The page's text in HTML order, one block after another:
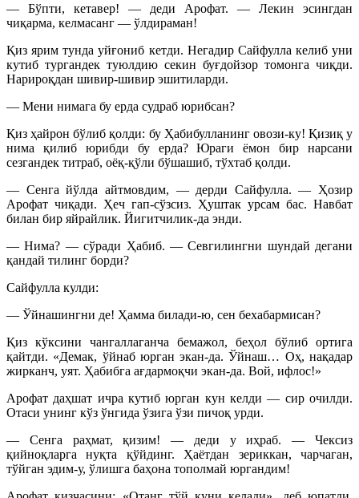
— Бўпти, кетавер! — деди Арофат. — Лекин эсингдан
чиқарма, келмасанг — ўлдираман!
Қиз ярим тунда уйғониб кетди. Негадир Сайфулла келиб уни
кутиб тургандек туюлдию секин буғдойзор томонга чиқди.
Нарироқдан шивир-шивир эшитиларди.
— Мени нимага бу ерда судраб юрибсан?
Қиз ҳайрон бўлиб қолди: бу Ҳабибулланинг овози-ку! Қизиқ у
нима қилиб юрибди бу ерда? Юраги ёмон бир нарсани
сезгандек титраб, оёқ-қўли бўшашиб, тўхтаб қолди.
— Сенга йўлда айтмовдим, — дерди Сайфулла. — Ҳозир
Арофат чиқади. Ҳеч гап-сўзсиз. Ҳуштак урсам бас. Навбат
билан бир яйрайлик. Йигитчилик-да энди.
— Нима? — сўради Ҳабиб. — Севгилингни шундай дегани
қандай тилинг борди?
Сайфулла кулди:
— Ўйнашингни де! Ҳамма билади-ю, сен бехабармисан?
Қиз кўксини чангаллаганча бемажол, беҳол бўлиб ортига
қайтди. «Демак, ўйнаб юрган экан-да. Ўйнаш… Оҳ, нақадар
жирканч, уят. Ҳабибга ағдармоқчи экан-да. Вой, ифлос!»
Арофат даҳшат ичра кутиб юрган кун келди — сир очилди.
Отаси унинг кўз ўнгида ўзига ўзи пичоқ урди.
— Сенга раҳмат, қизим! — деди у иҳраб. — Чексиз
қийноқларга нуқта қўйдинг. Ҳаётдан зериккан, чарчаган,
тўйган эдим-у, ўлишга баҳона тополмай юргандим!